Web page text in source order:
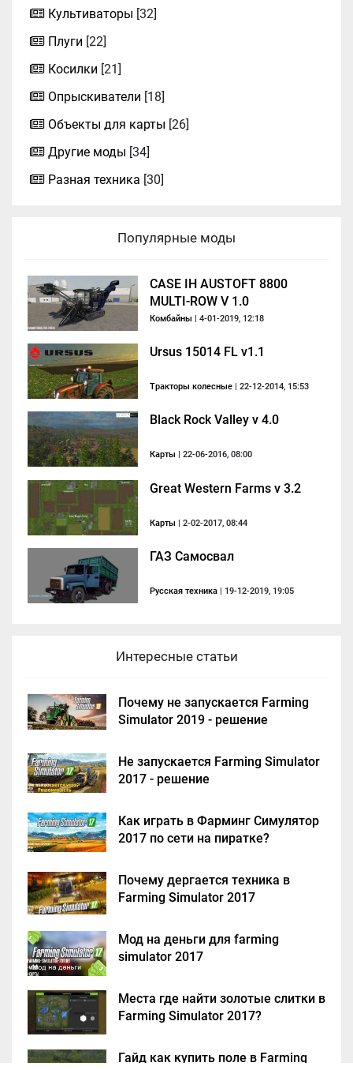
Культиваторы [32]
Плуги [22]
Косилки [21]
Опрыскиватели [18]
Объекты для карты [26]
Другие моды [34]
Разная техника [30]
Популярные моды
CASE IH AUSTOFT 8800
MULTI-ROW V 1.0
Комбайны | 4-01-2019, 12:18
Ursus 15014 FL v1.1
Тракторы колесные | 22-12-2014, 15:53
Black Rock Valley v 4.0
Карты | 22-06-2016, 08:00
Great Western Farms v 3.2
Карты | 2-02-2017, 08:44
ГАЗ Самосвал
Русская техника | 19-12-2019, 19:05
Интересные статьи
Почему не запускается Farming
Simulator 2019 - решение
Не запускается Farming Simulator
2017 - решение
Как играть в Фарминг Симулятор
2017 по сети на пиратке?
Почему дергается техника в
Farming Simulator 2017
Мод на деньги для farming
simulator 2017
Места где найти золотые слитки в
Farming Simulator 2017?
Гайд как купить поле в Farming